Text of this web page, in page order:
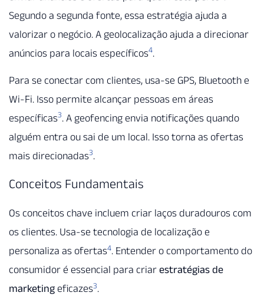
Segundo a segunda fonte, essa estratégia ajuda a
valorizar o negócio. A geolocalização ajuda a direcionar
anúncios para locais específicos4.
Para se conectar com clientes, usa-se GPS, Bluetooth e
Wi-Fi. Isso permite alcançar pessoas em áreas
específicas3. A geofencing envia notificações quando
alguém entra ou sai de um local. Isso torna as ofertas
mais direcionadas3.
Conceitos Fundamentais
Os conceitos chave incluem criar laços duradouros com
os clientes. Usa-se tecnologia de localização e
personaliza as ofertas4. Entender o comportamento do
consumidor é essencial para criar estratégias de
marketingeficazes3.